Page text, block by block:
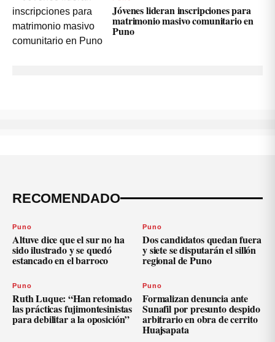
Jóvenes lideran inscripciones para
matrimonio masivo comunitario en
Puno
RECOMENDADO
Puno
Altuve dice que el sur no ha
sido ilustrado y se quedó
estancado en el barroco
Puno
Dos candidatos quedan fuera
y siete se disputarán el sillón
regional de Puno
Puno
Ruth Luque: “Han retomado
las prácticas fujimontesinistas
para debilitar a la oposición”
Puno
Formalizan denuncia ante
Sunafil por presunto despido
arbitrario en obra de cerrito
Huajsapata